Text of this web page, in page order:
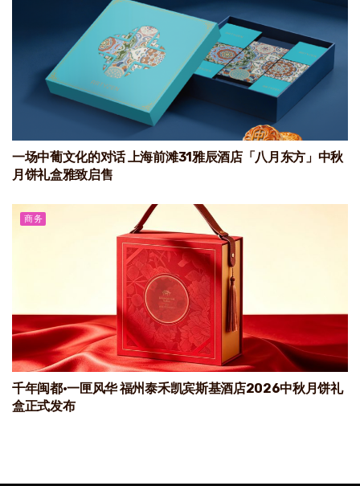
一场中葡文化的对话 上海前滩31雅辰酒店「八月东方」中秋
月饼礼盒雅致启售
商务
千年闽都·一匣风华 福州泰禾凯宾斯基酒店2026中秋月饼礼
盒正式发布